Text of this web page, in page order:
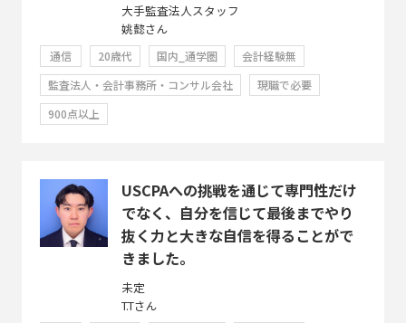
大手監査法人スタッフ
姚懿さん
通信 20歳代 国内_通学圏
会計経験無
監査法人・会計事務所・コンサル会社
現職で必要
900点以上
USCPAへの挑戦を通じて専門性だけ
でなく、自分を信じて最後までやり
抜く力と大きな自信を得ることがで
きました。
未定
T.Tさん